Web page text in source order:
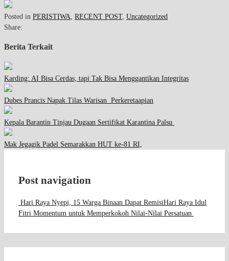
Posted in PERISTIWA RECENT POST, Uncategorized
Share:
Berita Terkait
Karding: AI Bisa Cerdas, tapi Tak Bisa Menggantikan Integritas
Dubes Prancis Napak Tilas Warisan Perkeretaapian
Kepala Barantin Tinjau Dugaan Sertifikat Karantina Palsu
Mak Jegagik Padel Semarakkan HUT ke-81 RI,
Post navigation
Hari Raya Nyepi, 15 Warga Binaan Dapat RemisiHari Raya Idul
Fitri Momentum untuk Memperkokoh Nilai-Nilai Persatuan